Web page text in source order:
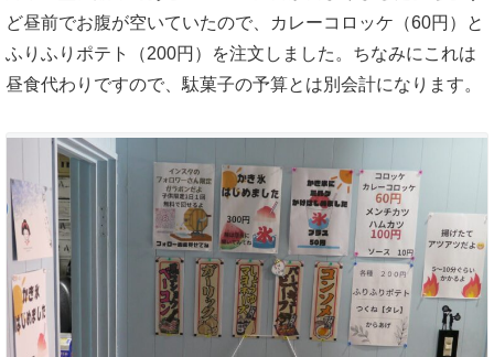
ど昼前でお腹が空いていたので、カレーコロッケ（60円）と
ふりふりポテト（200円）を注文しました。ちなみにこれは
昼食代わりですので、駄菓子の予算とは別会計になります。